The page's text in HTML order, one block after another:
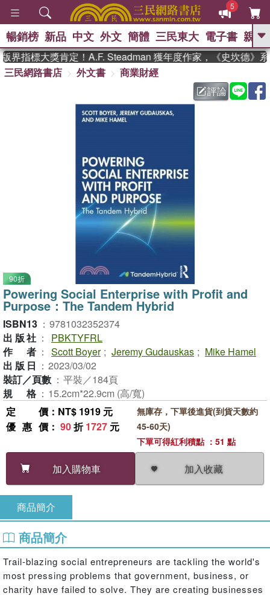
5
GO
熱搜： 東野圭吾
父親節 、 如果歷
暑期推薦 、 國際布克
獎 臺灣漫遊錄 、
登輝時代
暢銷榜 新品 中文 外文 簡體 三民東大 電子書 親子
指標大獎肯定！A.F. Steadman 獲年度作家，《史坎德》系
三民網路書店
外文書
商業財經
評論
90折
Powering Social Enterprise with Profit and
Purpose：The Tandem Hybrid
ISBN13 ： 9781032352374
出版社 ：
PBKTYFRL
作者 ： Scott Boyer ; Jeremy Gudauskas ; Mike Hamel
出版日 ： 2023/03/02
裝訂／頁數 ： 平裝／184頁
規格 ： 15.2cm*22.9cm (高/寬)
定價 ：NT$ 1919 元
優惠價 ： 90折1727 元
加入購物車 加入收藏
無庫存，下單後進貨(到貨天數約
45-60天)
下單可得紅利積點 ：51 點
商品簡介
商品簡介
Trail-blazing social entrepreneurs are tackling the world's
most pressing problems that government, business, or
charity have failed to solve. They are creating businesses